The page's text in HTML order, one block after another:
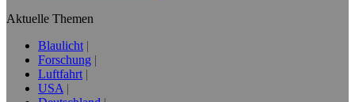
Aktuelle Themen
Blaulicht
Forschung
Luftfahrt
USA